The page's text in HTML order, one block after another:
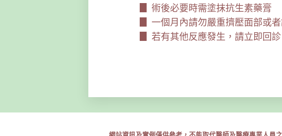
▊ 術後必要時需塗抹抗生素藥膏
▊ 一個月內請勿嚴重擠壓面部或
▊ 若有其他反應發生，請立即回診